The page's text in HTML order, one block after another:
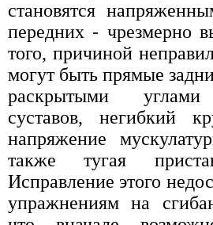
становятся
передних - чрезмерно
того, причиной
могут быть прямые
раскрытыми углами
суставов, негибкий
напряжение
также тугая
Исправление этого
упражнениям на